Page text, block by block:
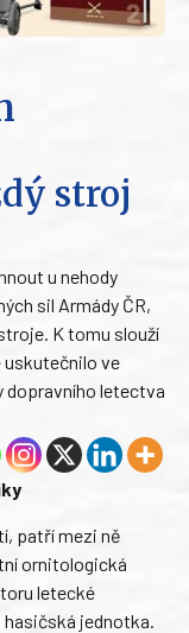
stroj
u nehody
sil Armády ČR,
K tomu slouží
uskutečnilo ve
dopravního letectva
patří mezi ně
ornitologická
letecké
jednotka.